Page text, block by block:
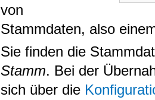
von
Stammdaten, also
Sie finden die
Stamm. Bei der
sich über die